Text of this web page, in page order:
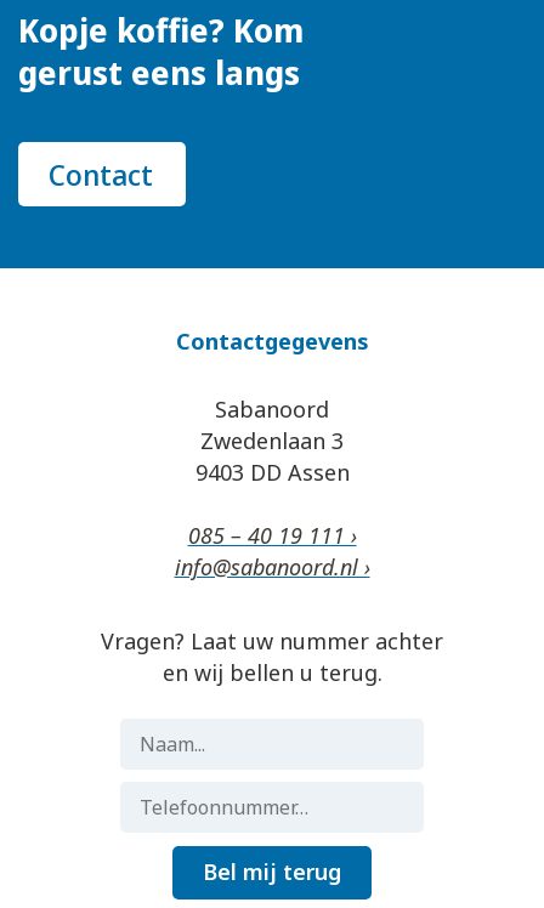
Kopje koffie? Kom
gerust eens langs
Contact
Contactgegevens
Sabanoord
Zwedenlaan 3
9403 DD Assen
085 – 40 19 111 ›
info@sabanoord.nl ›
Vragen? Laat uw nummer achter
en wij bellen u terug.
Bel mij terug